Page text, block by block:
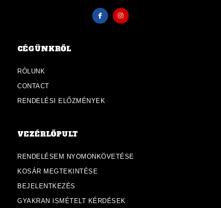
CÉGÜNKRŐL
RÓLUNK
CONTACT
RENDELÉSI ELŐZMÉNYEK
VEZÉRLŐPULT
RENDELÉSEM NYOMONKÖVETÉSE
KOSÁR MEGTEKINTÉSE
BEJELENTKEZÉS
GYAKRAN ISMÉTELT KÉRDÉSEK